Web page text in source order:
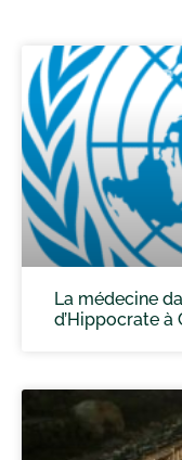
La médecine
d’Hippocrate à